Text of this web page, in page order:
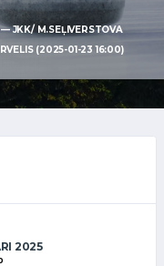
JKK/ M.SEĻIVERSTOVA
(2025-01-23 16:00)
2025